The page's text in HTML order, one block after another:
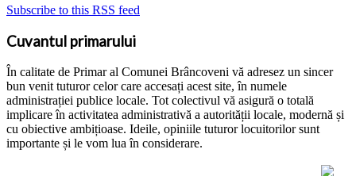
Subscribe to this RSS feed
Cuvantul primarului
În calitate de Primar al Comunei Brâncoveni vă adresez un sincer
bun venit tuturor celor care accesați acest site, în numele
administrației publice locale. Tot colectivul vă asigură o totală
implicare în activitatea administrativă a autorității locale, modernă și
cu obiective ambițioase. Ideile, opiniile tuturor locuitorilor sunt
importante și le vom lua în considerare.